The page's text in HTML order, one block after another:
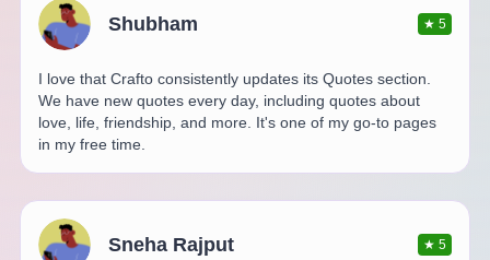
Shubham ★5
I love that Crafto consistently updates its Quotes section.
We have new quotes every day, including quotes about
love, life, friendship, and more. It's one of my go-to pages
in my free time.
Sneha Rajput ★5